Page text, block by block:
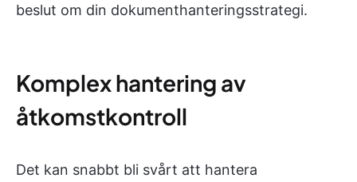
beslut om din dokumenthanteringsstrategi.
Komplex hantering av
åtkomstkontroll
Det kan snabbt bli svårt att hantera